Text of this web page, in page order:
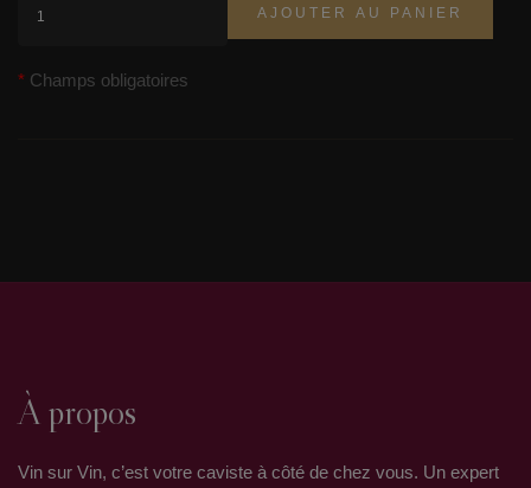
Champs obligatoires
AJOUTER AU PANIER
À propos
Vin sur Vin, c’est votre caviste à côté de chez vous. Un expert